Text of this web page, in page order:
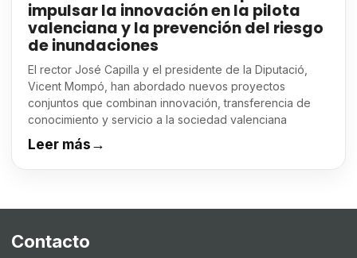
impulsar la innovación en la pilota
valenciana y la prevención del riesgo
de inundaciones
El rector José Capilla y el presidente de la Diputació,
Vicent Mompó, han abordado nuevos proyectos
conjuntos que combinan innovación, transferencia de
conocimiento y servicio a la sociedad valenciana
Leer más→
Contacto